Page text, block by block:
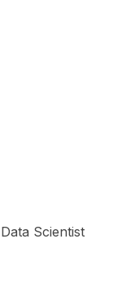
Scientist